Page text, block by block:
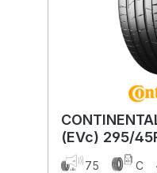
(EVc) 295/
FR BSW
75 C